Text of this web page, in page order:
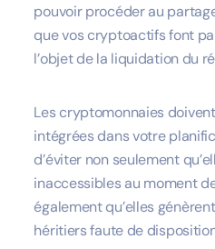
pouvoir procéder au
que vos cryptoactifs font
l’objet de la liquidation du
Les cryptomonnaies
intégrées dans votre
d’éviter non seulement
inaccessibles au moment
également qu’elles
héritiers faute de